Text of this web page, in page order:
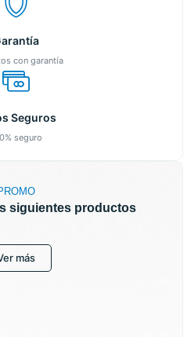
con garantía
Seguros
seguro
siguientes productos
más